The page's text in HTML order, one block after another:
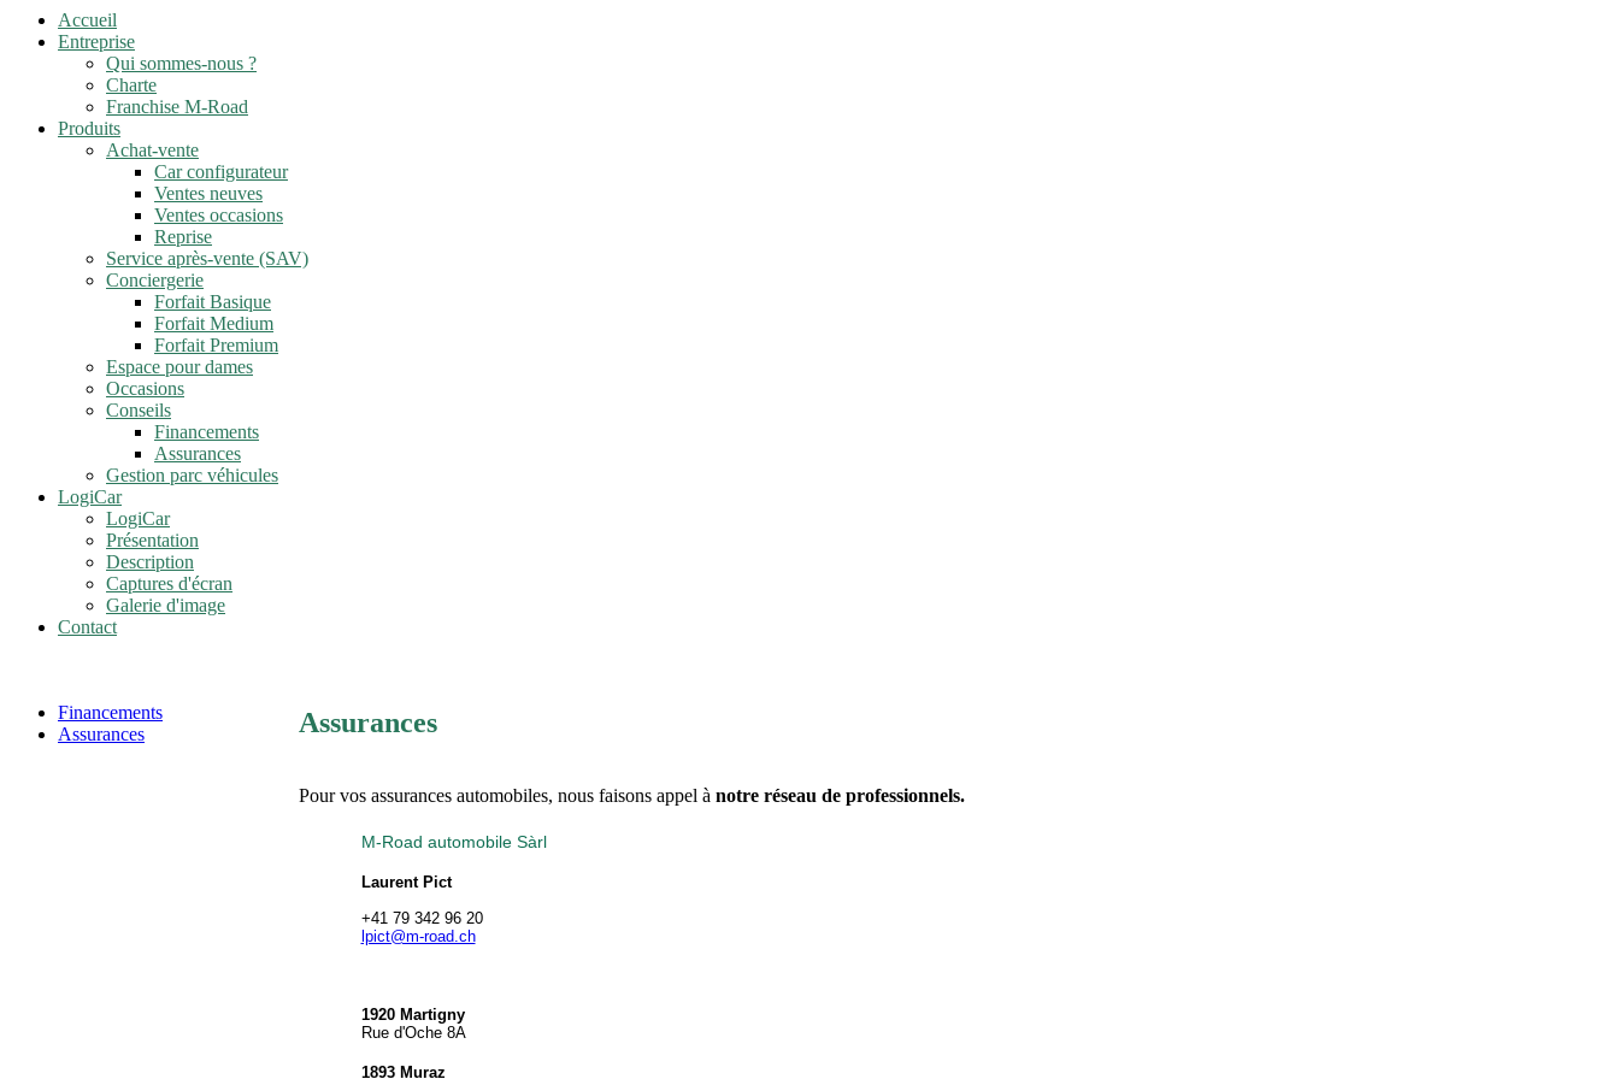
Accueil
Entreprise
Qui sommes-nous ?
Charte
Franchise M-Road
Produits
Achat-vente
Car configurateur
Ventes neuves
Ventes occasions
Reprise
Service après-vente (SAV)
Conciergerie
Forfait Basique
Forfait Medium
Forfait Premium
Espace pour dames
Occasions
Conseils
Financements
Assurances
Gestion parc véhicules
LogiCar
LogiCar
Présentation
Description
Captures d'écran
Galerie d'image
Contact
Financements
Assurances
Assurances
Pour vos assurances automobiles, nous faisons appel à notre réseau de professionnels.
M-Road automobile Sàrl
Laurent Pict
+41 79 342 96 20
lpict@m-road.ch
1920 Martigny
Rue d'Oche 8A
1893 Muraz